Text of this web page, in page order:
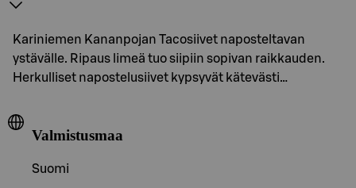
Kariniemen Kananpojan Tacosiivet naposteltavan
ystävälle. Ripaus limeä tuo siipiin sopivan raikkauden.
Herkulliset napostelusiivet kypsyvät kätevästi…
Valmistusmaa
Suomi